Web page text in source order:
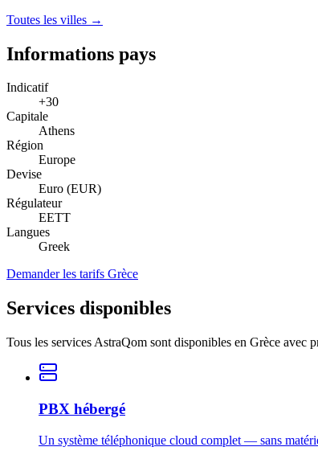
Toutes les villes →
Informations pays
Indicatif
+30
Capitale
Athens
Région
Europe
Devise
Euro (EUR)
Régulateur
EETT
Langues
Greek
Demander les tarifs Grèce
Services disponibles
Tous les services AstraQom sont disponibles en Grèce avec
PBX hébergé
Un système téléphonique cloud complet — sans